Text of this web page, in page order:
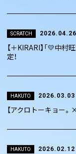
SCRATCH 2026.04.26
【＋KIRARI】「💛中
定！
HAKUTO 2026.03.03
【アクロトーキョー
HAKUTO 2026.02.12